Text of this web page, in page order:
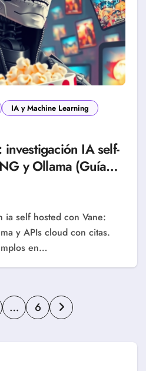
IA y Machine Learning
investigación IA self-
y Ollama (Guía
y APIs cloud con citas.
en…
… 6